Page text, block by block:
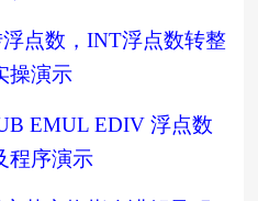
点数，INT浮点数转整
操演示
EMUL EDIV浮点数
程序演示